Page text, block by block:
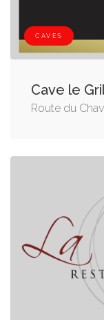
CAVES
Cave le
Route du